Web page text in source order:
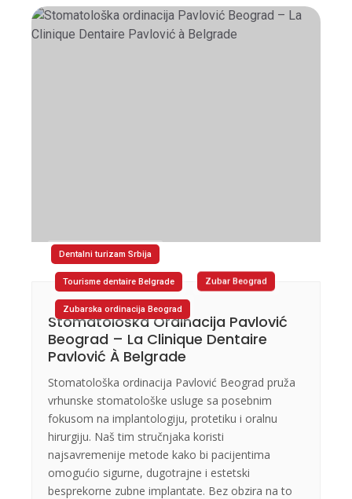
Dentalni turizam Srbija
Tourisme dentaire Belgrade Zubar Beograd
Zubarska ordinacija Beograd
Stomatološka Ordinacija Pavlović
Beograd – La Clinique Dentaire
Pavlović À Belgrade
Stomatološka ordinacija Pavlović Beograd pruža
vrhunske stomatološke usluge sa posebnim
fokusom na implantologiju, protetiku i oralnu
hirurgiju. Naš tim stručnjaka koristi
najsavremenije metode kako bi pacijentima
omogućio sigurne, dugotrajne i estetski
besprekorne zubne implantate. Bez obzira na to